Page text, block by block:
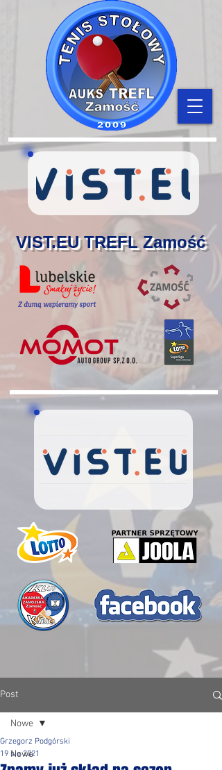
VIST.EU TREFL Zamość
Post
Nowe
Nowe
Grzegorz Podgórski
19 sie 2021